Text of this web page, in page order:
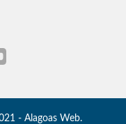
- Alagoas Web.